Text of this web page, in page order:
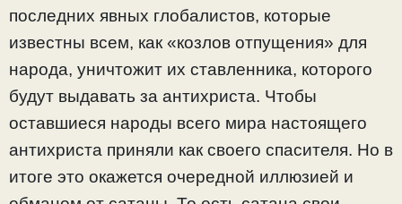
последних явных глобалистов, которые
известны всем, как «козлов отпущения» для
народа, уничтожит их ставленника, которого
будут выдавать за антихриста. Чтобы
оставшиеся народы всего мира настоящего
антихриста приняли как своего спасителя. Но в
итоге это окажется очередной иллюзией и